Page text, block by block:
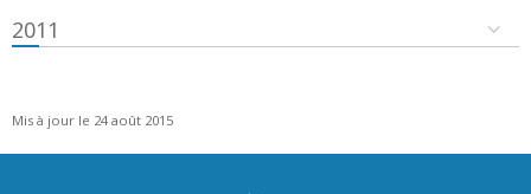
2011
Mis à jour le 24 août 2015